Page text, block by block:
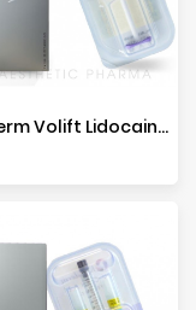
Juvederm Volift Lidocaine (1x1ml)